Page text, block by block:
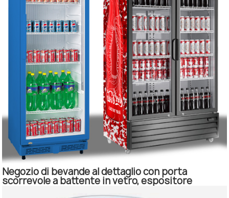
Negozio di bevande al dettaglio con porta
scorrevole a battente in vetro, espositore